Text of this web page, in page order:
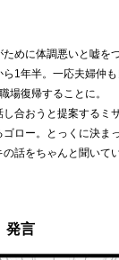
めに体調悪いと嘘を
1年半。一応夫婦仲
場復帰することに。
合おうと提案するミ
ロー。とっくに決ま
話をちゃんと聞いて
発言